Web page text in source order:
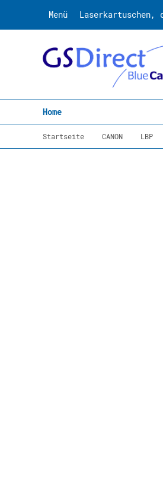
Menü
Home
Startseite CANON LBP